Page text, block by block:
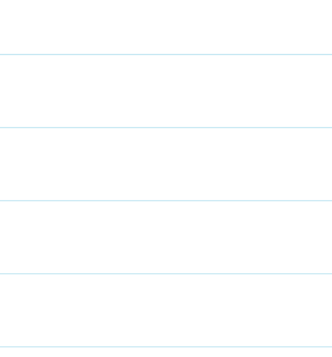
大分県 宮崎県
カード式ロッカー